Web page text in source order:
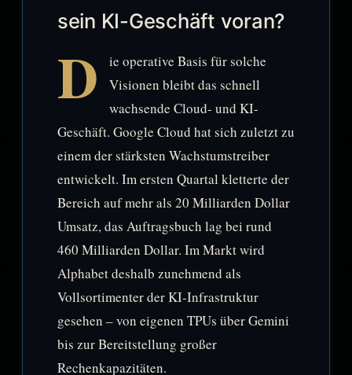
sein KI-Geschäft voran?
D
ie operative Basis für solche
Visionen bleibt das schnell
wachsende Cloud- und KI-
Geschäft. Google Cloud hat sich zuletzt zu
einem der stärksten Wachstumstreiber
entwickelt. Im ersten Quartal kletterte der
Bereich auf mehr als 20 Milliarden Dollar
Umsatz, das Auftragsbuch lag bei rund
460 Milliarden Dollar. Im Markt wird
Alphabet deshalb zunehmend als
Vollsortimenter der KI-Infrastruktur
gesehen – von eigenen TPUs über Gemini
bis zur Bereitstellung großer
Rechenkapazitäten.